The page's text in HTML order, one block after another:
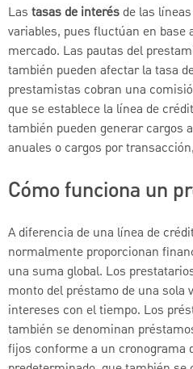
Las tasas de interés de las
variables, pues fluctúan en base
mercado. Las pautas del
también pueden afectar la tasa
prestamistas cobran una
que se establece la línea de
también pueden generar cargos
anuales o cargos por
Cómo funciona un
A diferencia de una línea de
normalmente proporcionan
una suma global. Los
monto del préstamo de una sola
intereses con el tiempo. Los
también se denominan
fijos conforme a un cronograma